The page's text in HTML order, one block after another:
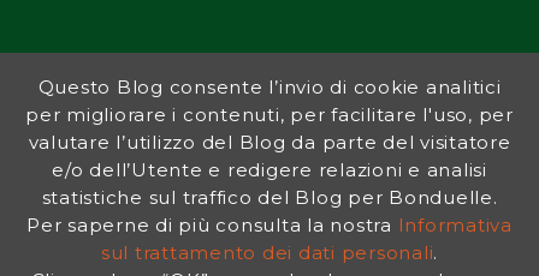
Inorto.org è dal 2011 il punto di riferimento per gli ortisti italiani, e
fornisce preziosi consigli sia ai più esperti che a nuovi interessati.
L’obiettivo di Bonduelle è ispirare la transizione verso una dieta a
base vegetale per contribuire al benessere delle persone e del
pianeta. In questo contesto si inserisce InOrto, simbolo dell’amore
per la terra e del rispetto dell’ambiente.
Questo Blog consente l’invio di cookie analitici
per migliorare i contenuti, per facilitare l'uso, per
valutare l’utilizzo del Blog da parte del visitatore
e/o dell’Utente e redigere relazioni e analisi
statistiche sul traffico del Blog per Bonduelle.
Per saperne di più consulta la nostra Informativa
sul trattamento dei dati personali.